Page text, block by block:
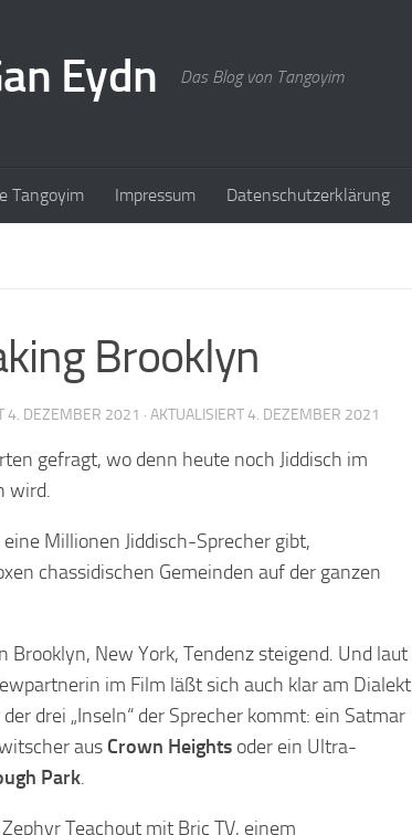
Eydn Das Blog von Tangoyim
Tangoyim Impressum Datenschutzerklärung
Brooklyn
4. DEZEMBER 2021 · AKTUALISIERT4. DEZEMBER 2021
gefragt, wo denn heute noch Jiddisch im
wird.
Millionen Jiddisch-Sprecher gibt,
chassidischen Gemeinden auf der ganzen
Brooklyn, New York, Tendenz steigend. Und laut
im Film läßt sich auch klar am Dialekt
drei „Inseln“ der Sprecher kommt: ein Satmar
aus Crown Heights oder ein Ultra-
Park.
Teachout mit Bric TV, einem